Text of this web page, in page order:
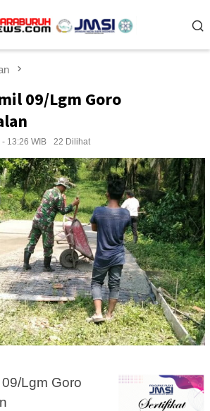
09/Lgm Goro
13:26 WIB 22 Dilihat
Lgm Goro